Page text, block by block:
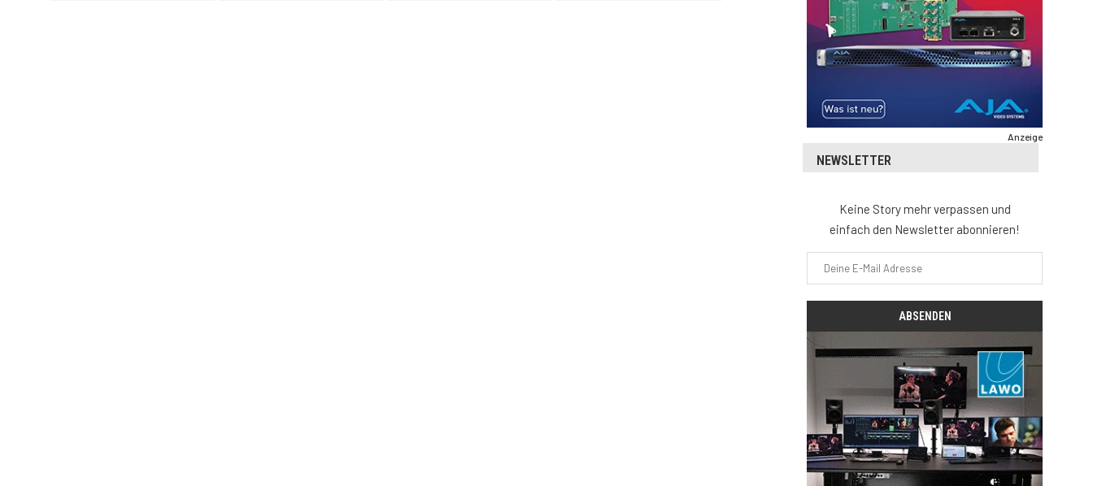
Anzeige
NEWSLETTER
Keine Story mehr verpassen und
einfach den Newsletter abonnieren!